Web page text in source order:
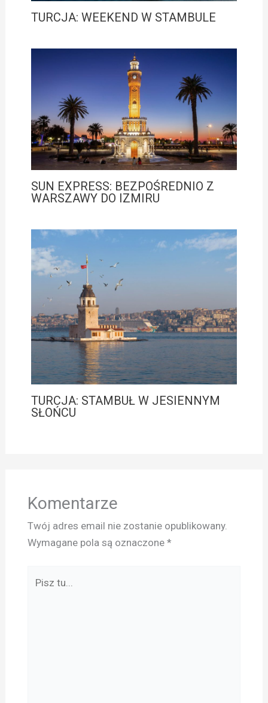
TURCJA: WEEKEND W STAMBULE
SUN EXPRESS: BEZPOŚREDNIO Z
WARSZAWY DO IZMIRU
TURCJA: STAMBUŁ W JESIENNYM
SŁOŃCU
Komentarze
Twój adres email nie zostanie opublikowany.
Wymagane pola są oznaczone *